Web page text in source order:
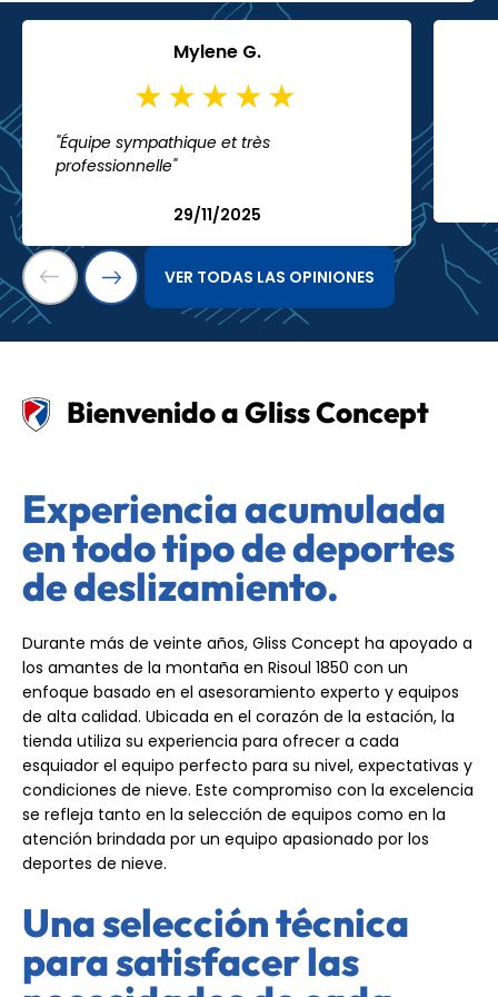
Mylene G.
"Équipe sympathique et très
professionnelle"
29/11/2025
VER TODAS LAS OPINIONES
Bienvenido a Gliss Concept
Experiencia acumulada
en todo tipo de deportes
de deslizamiento.
Durante más de veinte años, Gliss Concept ha apoyado a
los amantes de la montaña en Risoul 1850 con un
enfoque basado en el asesoramiento experto y equipos
de alta calidad. Ubicada en el corazón de la estación, la
tienda utiliza su experiencia para ofrecer a cada
esquiador el equipo perfecto para su nivel, expectativas y
condiciones de nieve. Este compromiso con la excelencia
se refleja tanto en la selección de equipos como en la
atención brindada por un equipo apasionado por los
deportes de nieve.
Una selección técnica
para satisfacer las